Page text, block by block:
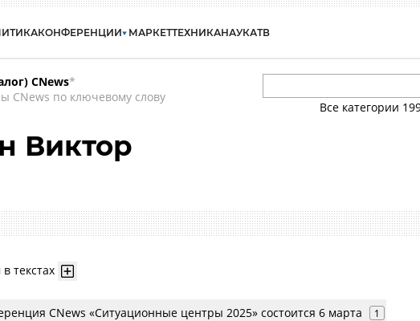
КОНФЕРЕНЦИИ МАРКЕТТЕХНИКАНАУКАТВ
CNews*
CNews по ключевому слову
Все категории
Виктор
текстах
CNews «Ситуационные центры 2025» состоится 6 марта 1